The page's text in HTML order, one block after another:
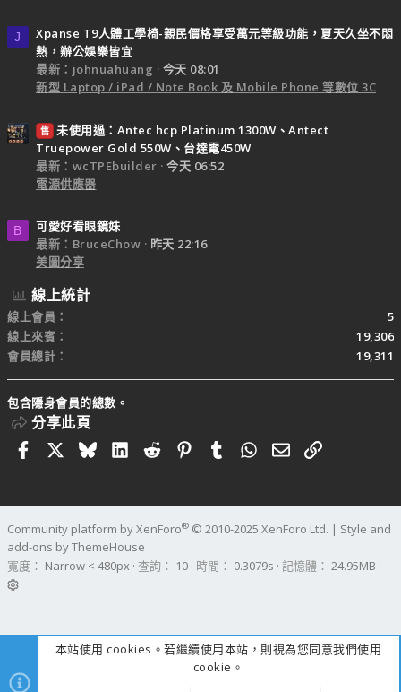
J
Xpanse T9人體工學椅-親民價格享受萬元等級功能，夏天久坐不悶
熱，辦公娛樂皆宜
最新：johnuahuang
今天 08:01
新型 Laptop / iPad / Note Book 及 Mobile Phone 等數位 3C
售 未使用過：Antec hcp Platinum 1300W、Antect
Truepower Gold 550W、台達電450W
最新：wcTPEbuilder
今天 06:52
電源供應器
B
可愛好看眼鏡妹
最新：BruceChow
昨天 22:16
美圖分享
線上統計
線上會員
5
線上來賓
19,306
會員總計
19,311
包含隱身會員的總數。
分享此頁
FacebookBlueskyLinkedIn
RedditPinterestTumblrWhatsApp
電子郵件
連結
Community platform by XenForo® © 2010-2025 XenForo Ltd. | Style and
add-ons by ThemeHouse
寬度
查詢 10 時間 0.3079s 記憶體 24.95MB
本站使用 cookies。若繼續使用本站，則視為您同意我們使用
cookie。